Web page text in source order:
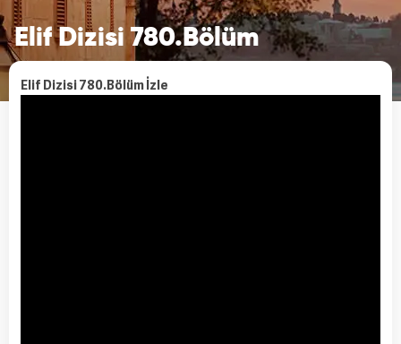
Elif Dizisi 780.Bölüm
Elif Dizisi 780.Bölüm İzle